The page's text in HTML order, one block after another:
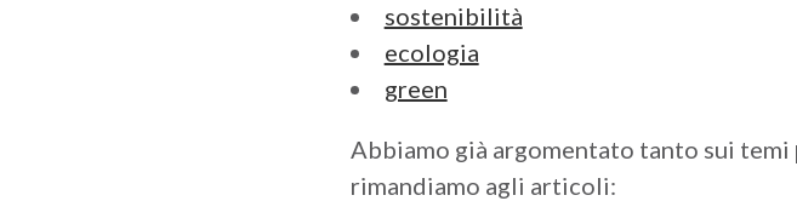
sostenibilità
ecologia
green
Abbiamo già argomentato tanto sui temi
rimandiamo agli articoli: